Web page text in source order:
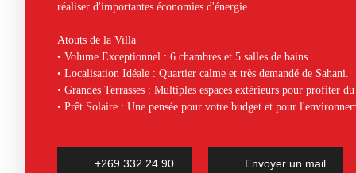
réaliser d'importantes économies d'énergie.
Atouts de la Villa
• Volume Exceptionnel : 6 chambres et 5 salles de bains.
• Localisation Idéale : Quartier calme et très demandé de Sahani.
• Grandes Terrasses : Multiples espaces extérieurs pour profiter
• Prêt Solaire : Une pensée pour votre budget et pour
+269 332 24 90 Envoyer un mail